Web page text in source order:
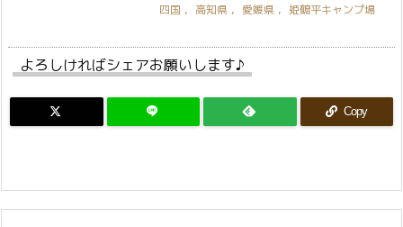
四国 , 高知県 , 愛媛県 , 姫鶴平キャンプ場
よろしければシェアお願いします♪
Copy